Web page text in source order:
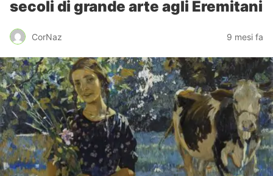
secoli di grande arte agli Eremitani
CorNaz 9 mesi fa